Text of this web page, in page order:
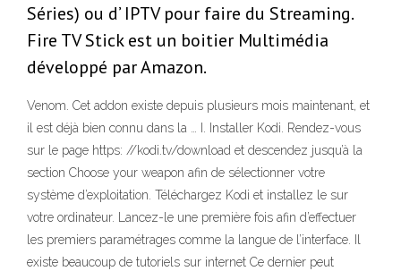
Séries) ou d’ IPTV pour faire du Streaming.
Fire TV Stick est un boitier Multimédia
développé par Amazon.
Venom. Cet addon existe depuis plusieurs mois maintenant, et
il est déjà bien connu dans la … I. Installer Kodi. Rendez-vous
sur le page https: //kodi.tv/download et descendez jusqu’à la
section Choose your weapon afin de sélectionner votre
système d’exploitation. Téléchargez Kodi et installez le sur
votre ordinateur. Lancez-le une première fois afin d’effectuer
les premiers paramétrages comme la langue de l’interface. Il
existe beaucoup de tutoriels sur internet Ce dernier peut